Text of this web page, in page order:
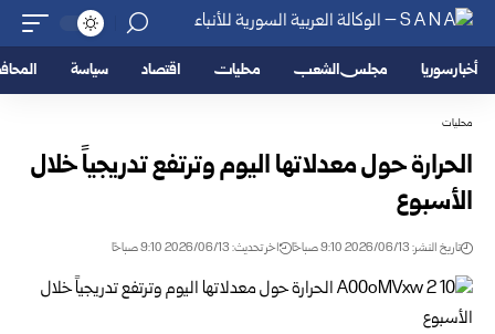
أخبار سوريا مجلس الشعب محليات اقتصاد سياسة
محليات
الحرارة حول معدلاتها اليوم وترتفع تدريجياً خلال
الأسبوع
تاريخ النشر: 2026/06/13 9:10 صباحًا اخر تحديث: 2026/06/13 9:10 صباحًا